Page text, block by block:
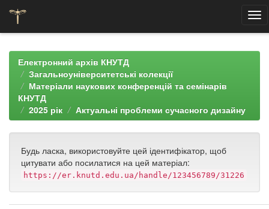
navigationЕлектронний архів КНУТД
Загальноуніверситетські колекції
Матеріали наукових конференцій та семінарів
КНУТД
2025 рік
Актуальні проблеми сучасного дизайну
Будь ласка, використовуйте цей ідентифікатор, щоб
цитувати або посилатися на цей матеріал:
https://er.knutd.edu.ua/handle/123456789/31226